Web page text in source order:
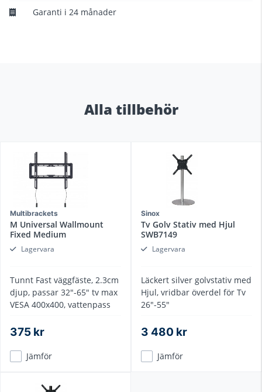
Garanti i 24 månader
Alla tillbehör
Multibrackets
M Universal Wallmount
Fixed Medium
Lagervara
Tunnt Fast väggfäste, 2.3cm
djup, passar 32"-65" tv max
VESA 400x400, vattenpass
375 kr
Jämför
Sinox
Tv Golv Stativ med Hjul
SWB7149
Lagervara
Läckert silver golvstativ med
Hjul, vridbar överdel för Tv
26"-55"
3 480 kr
Jämför